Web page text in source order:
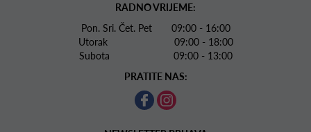
RADNO VRIJEME:
Pon. Sri. Čet. Pet 09:00 - 16:00
Utorak 09:00 - 18:00
Subota 09:00 - 13:00
PRATITE NAS: